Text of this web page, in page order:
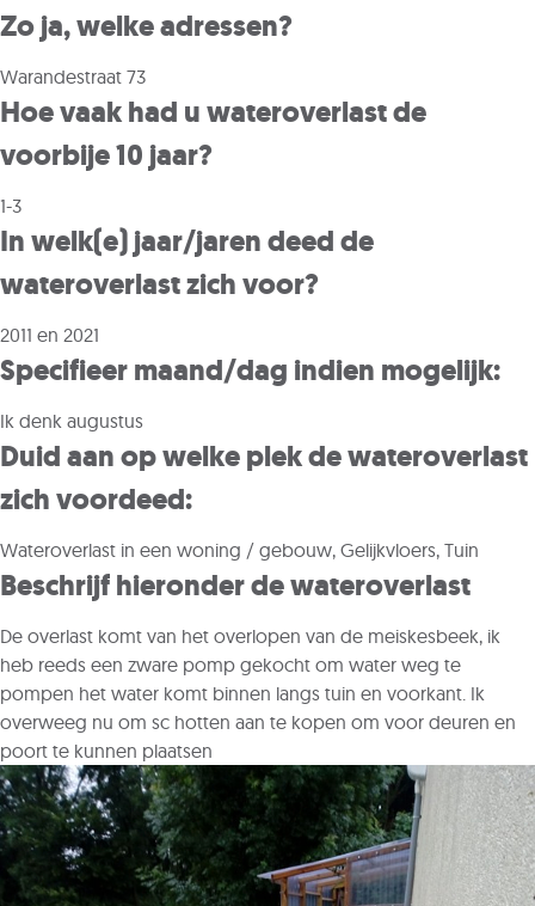
Zo ja, welke adressen?
Warandestraat 73
Hoe vaak had u wateroverlast de
voorbije 10 jaar?
1-3
In welk(e) jaar/jaren deed de
wateroverlast zich voor?
2011 en 2021
Specifieer maand/dag indien mogelijk:
Ik denk augustus
Duid aan op welke plek de wateroverlast
zich voordeed:
Wateroverlast in een woning / gebouw, Gelijkvloers, Tuin
Beschrijf hieronder de wateroverlast
De overlast komt van het overlopen van de meiskesbeek, ik
heb reeds een zware pomp gekocht om water weg te
pompen het water komt binnen langs tuin en voorkant. Ik
overweeg nu om sc hotten aan te kopen om voor deuren en
poort te kunnen plaatsen